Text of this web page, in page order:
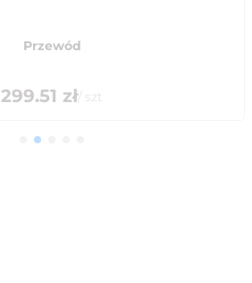
Przewód
299.51 zł/ szt